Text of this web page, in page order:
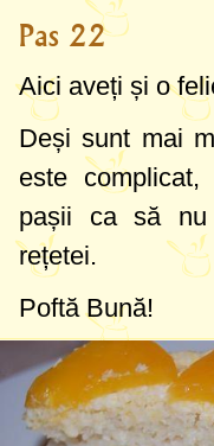
Pas 22
Aici aveți și o
Deși sunt mai
este
pașii ca să nu
rețetei.
Poftă Bună!